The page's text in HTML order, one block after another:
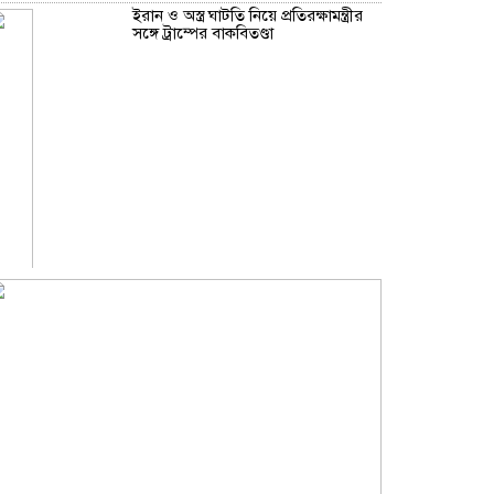
ইরান ও অস্ত্র ঘাটতি নিয়ে প্রতিরক্ষামন্ত্রীর
সঙ্গে ট্রাম্পের বাকবিতণ্ডা